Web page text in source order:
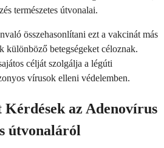
természetes útvonalai.
összehasonlítani ezt a vakcinát más
különböző betegségeket céloznak.
célját szolgálja a légúti
vírusok elleni védelemben.
az Adenovírus
útvonaláról